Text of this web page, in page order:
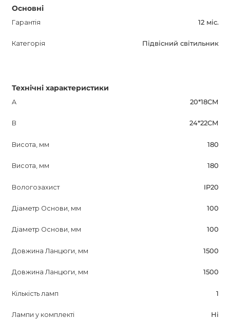
Основні
Гарантія 12 міс.
Категорія Підвісний світильник
Технічні характеристики
A 20*18СМ
B 24*22СМ
Висота, мм 180
Висота, мм 180
Вологозахист IP20
Діаметр Основи, мм 100
Діаметр Основи, мм 100
Довжина Ланцюги, мм 1500
Довжина Ланцюги, мм 1500
Кількість ламп 1
Лампи у комплекті Ні